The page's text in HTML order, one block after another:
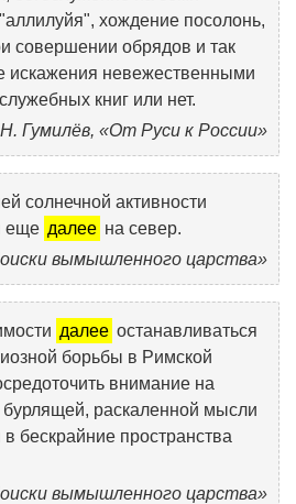
хождение посолонь,
совершении обрядов и так
искажения невежественными
книг или нет.
Гумилёв, «От Руси к России»
солнечной активности
еще далее на север.
вымышленного царства»
далее останавливаться
борьбы в Римской
внимание на
бурлящей, раскаленной мысли
бескрайние пространства
вымышленного царства»